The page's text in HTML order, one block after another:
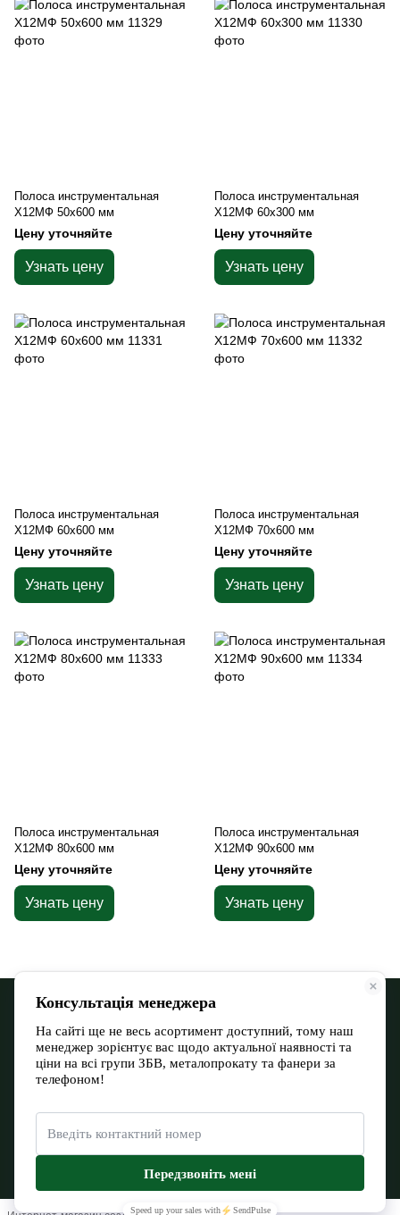
Полоса инструментальная
Х12МФ 50х600 мм
Цену уточняйте
Узнать цену
Полоса инструментальная
Х12МФ 60х300 мм
Цену уточняйте
Узнать цену
Полоса инструментальная
Х12МФ 60х600 мм
Цену уточняйте
Узнать цену
Полоса инструментальная
Х12МФ 70х600 мм
Цену уточняйте
Узнать цену
Полоса инструментальная
Х12МФ 80х600 мм
Цену уточняйте
Узнать цену
Полоса инструментальная
Х12МФ 90х600 мм
Цену уточняйте
Узнать цену
068 900 12-13 066 532 11-72
Контактная информация
Полная версия сайта
© 2026 Евромакс Буд Тов